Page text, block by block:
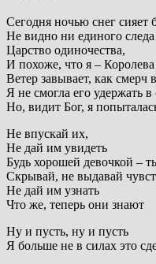
Сегодня ночью снег сияет
Не видно ни единого следа
Царство одиночества,
И похоже, что я – Королева
Ветер завывает, как смерч
Я не смогла его удержать в
Но, видит Бог, я
Не впускай их,
Не дай им увидеть
Будь хорошей девочкой –
Скрывай, не выдавай
Не дай им узнать
Что же, теперь они знают
Ну и пусть, ну и пусть
Я больше не в силах это